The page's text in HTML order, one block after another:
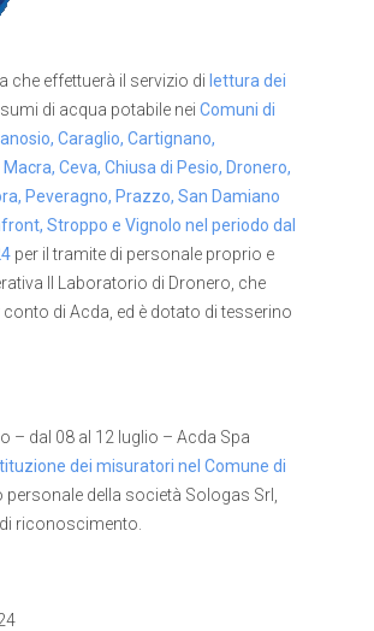
che effettuerà il servizio di lettura dei
di acqua potabile nei Comuni di
Caraglio, Cartignano,
Ceva, Chiusa di Pesio, Dronero,
Peveragno, Prazzo, San Damiano
Stroppo e Vignolo nel periodo dal
per il tramite di personale proprio e
Il Laboratorio di Dronero, che
conto di Acda, ed è dotato di tesserino
– dal 08 al 12 luglio – Acda Spa
dei misuratori nel Comune di
personale della società Sologas Srl,
riconoscimento.